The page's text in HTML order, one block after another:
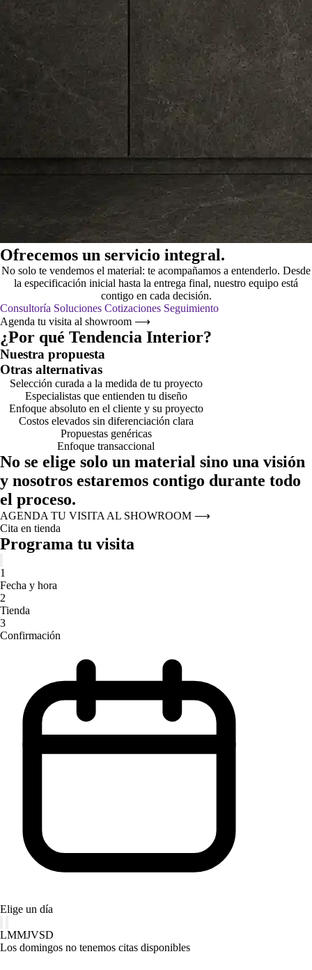
Ofrecemos un servicio integral.
No solo te vendemos el material: te acompañamos a entenderlo. Desde
la especificación inicial hasta la entrega final, nuestro equipo está
contigo en cada decisión.
Consultoría Soluciones Cotizaciones Seguimiento
Agenda tu visita al showroom ⟶
¿Por qué Tendencia Interior?
Nuestra propuesta
Otras alternativas
Selección curada a la medida de tu proyecto
Especialistas que entienden tu diseño
Enfoque absoluto en el cliente y su proyecto
Costos elevados sin diferenciación clara
Propuestas genéricas
Enfoque transaccional
No se elige solo un material sino una visión
y nosotros estaremos contigo durante todo
el proceso.
AGENDA TU VISITA AL SHOWROOM ⟶
Cita en tienda
Programa tu visita
1
Fecha y hora
2
Tienda
3
Confirmación
Elige un día
LMMJVSD
Los domingos no tenemos citas disponibles